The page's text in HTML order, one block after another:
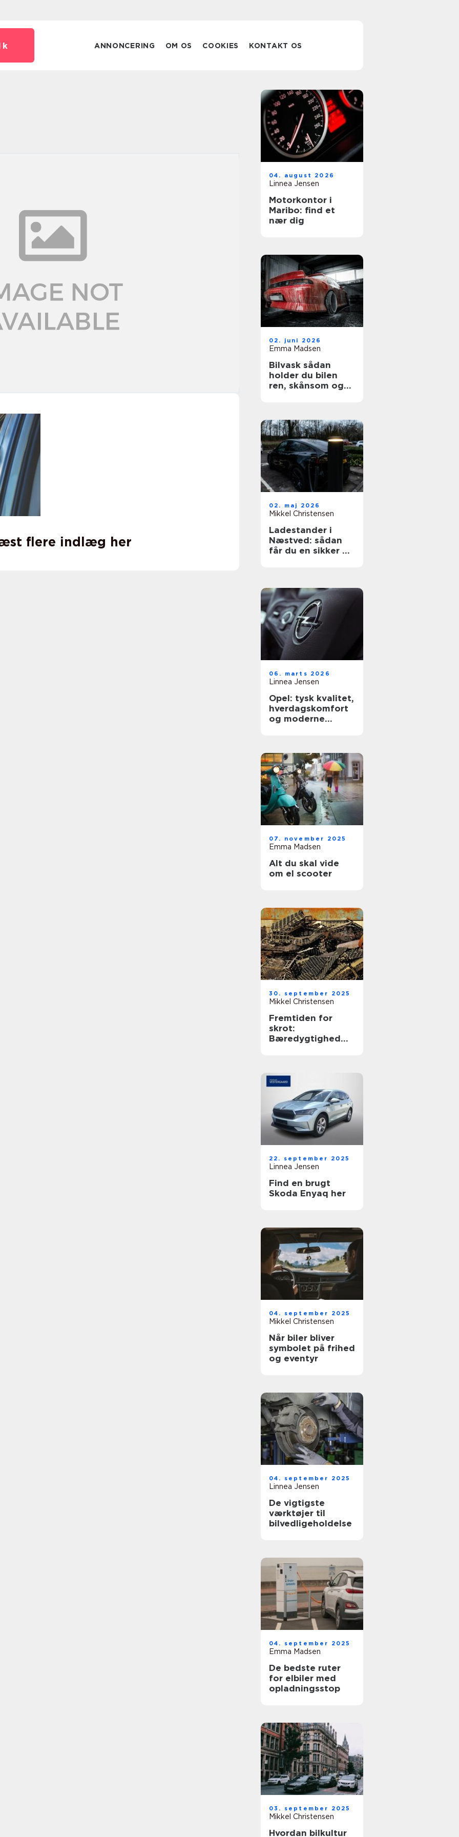
ANNONCERING OM OS COOKIES KONTAKT OS
flere indlæg her
04. august 2026
Linnea Jensen
Motorkontor i
Maribo: find et
nær dig
02. juni 2026
Emma Madsen
Bilvask sådan
holder du bilen
ren, skånsom og
02. maj 2026
Mikkel Christensen
Ladestander i
Næstved: sådan
får du en sikker og
06. marts 2026
Linnea Jensen
Opel: tysk kvalitet,
hverdagskomfort
og moderne
07. november 2025
Emma Madsen
Alt du skal vide
om el scooter
30. september 2025
Mikkel Christensen
Fremtiden for
skrot:
Bæredygtighed
22. september 2025
Linnea Jensen
Find en brugt
Skoda Enyaq her
04. september 2025
Mikkel Christensen
Når biler bliver
symbolet på frihed
og eventyr
04. september 2025
Linnea Jensen
De vigtigste
værktøjer til
bilvedligeholdelse
04. september 2025
Emma Madsen
De bedste ruter
for elbiler med
opladningsstop
03. september 2025
Mikkel Christensen
Hvordan bilkultur